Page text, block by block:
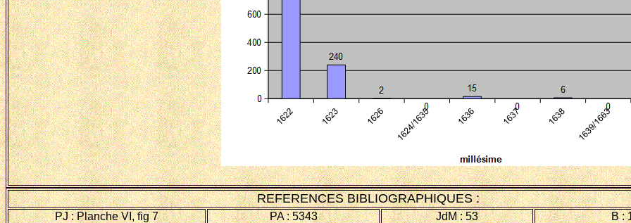
REFERENCES BIBLIOGRAPHIQUES :
PJ : Planche VI, fig 7 PA : 5343 JdM : 53 B :